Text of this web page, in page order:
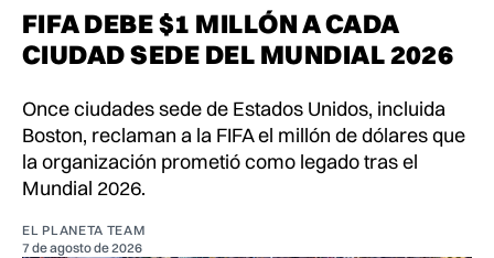
FIFA DEBE $1 MILLÓN A CADA
CIUDAD SEDE DEL MUNDIAL 2026
Once ciudades sede de Estados Unidos, incluida
Boston, reclaman a la FIFA el millón de dólares que
la organización prometió como legado tras el
Mundial 2026.
EL PLANETA TEAM
7 de agosto de 2026